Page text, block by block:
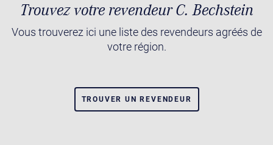
Trouvez votre revendeur C. Bechstein
Vous trouverez ici une liste des revendeurs agréés de
votre région.
TROUVER UN REVENDEUR